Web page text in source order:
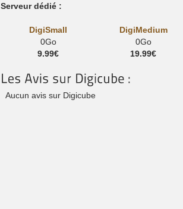
Serveur dédié :
DigiSmall
0Go
9.99€
DigiMedium
0Go
19.99€
Aucun avis sur Digicube